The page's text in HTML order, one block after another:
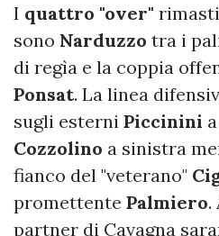
I quattro "over"
sono Narduzzo tra i
di regìa e la coppia
Ponsat. La linea
sugli esterni Piccinini
Cozzolino a sinistra
fianco del "veterano"
promettente Palmiero.
partner di Cavagna